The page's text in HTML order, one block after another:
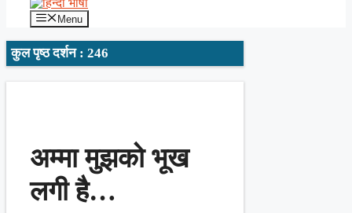
Menu
कुल पृष्ठ दर्शन : 246
अम्मा मुझको भूख
लगी है…